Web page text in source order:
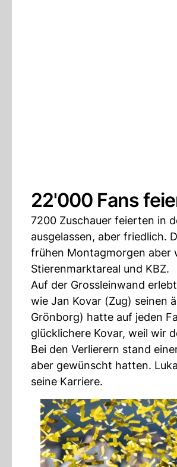
22'000 Fans
7200 Zuschauer feierten in
ausgelassen, aber friedlich.
frühen Montagmorgen aber
Stierenmarktareal und KBZ.
Auf der Grossleinwand
wie Jan Kovar (Zug) seinen
Grönborg) hatte auf jeden
glücklichere Kovar, weil wir
Bei den Verlierern stand
aber gewünscht hatten.
seine Karriere.